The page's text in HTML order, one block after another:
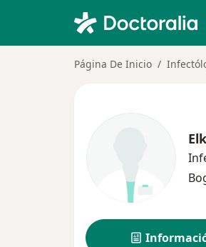
Página De Inicio